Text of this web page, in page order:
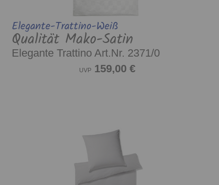
Elegante-Trattino-Weiß
Qualität Mako-Satin
Elegante Trattino Art.Nr. 2371/0
UVP 159,00 €